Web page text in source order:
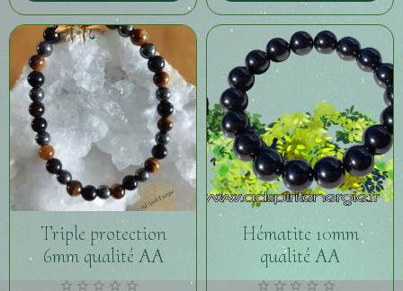
Triple protection
6mm qualité AA
Hématite 10mm
qualité AA